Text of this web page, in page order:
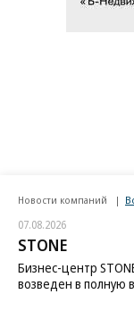
Новости компаний
07.08.2026
STONE
Бизнес-центр
возведен в полную